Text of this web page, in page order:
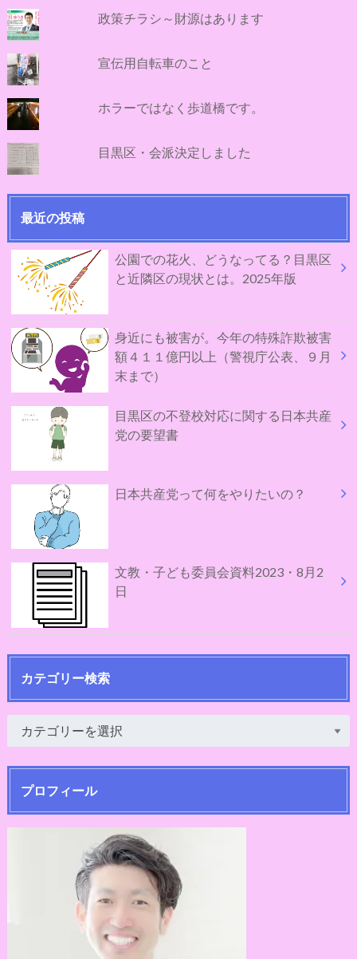
政策チラシ～財源はあります
宣伝用自転車のこと
ホラーではなく歩道橋です。
目黒区・会派決定しました
最近の投稿
公園での花火、どうなってる？目黒区
と近隣区の現状とは。2025年版
身近にも被害が。今年の特殊詐欺被害
額４１１億円以上（警視庁公表、９月
末まで）
目黒区の不登校対応に関する日本共産
党の要望書
日本共産党って何をやりたいの？
文教・子ども委員会資料2023・8月2
日
カテゴリー検索
プロフィール